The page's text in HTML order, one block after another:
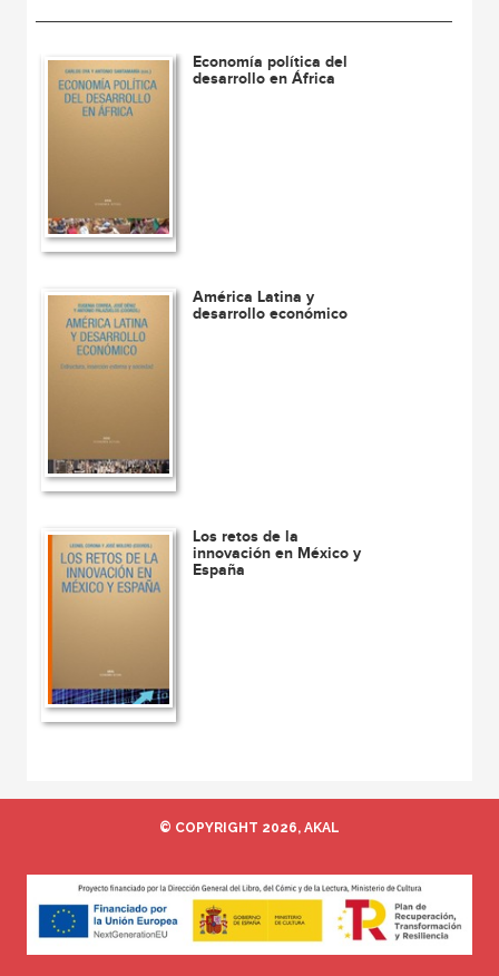
Economía política del
desarrollo en África
América Latina y
desarrollo económico
Los retos de la
innovación en México y
España
© COPYRIGHT 2026, AKAL